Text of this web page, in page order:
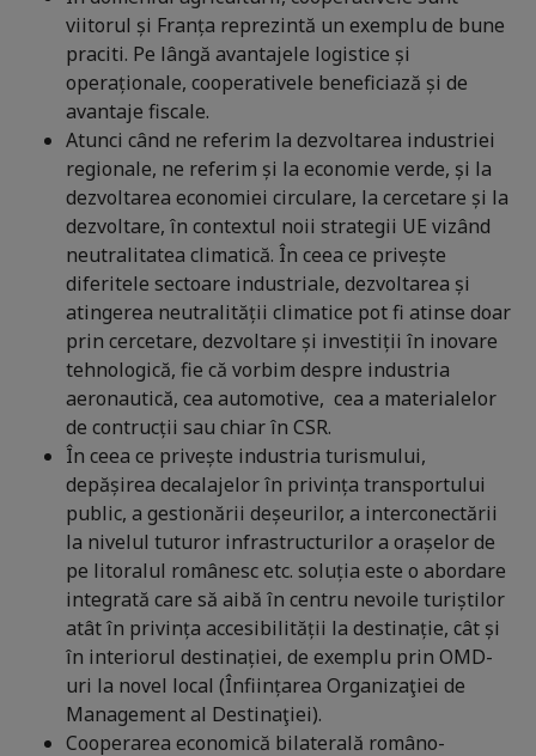
viitorul și Franța reprezintă un exemplu de bune
praciti. Pe lângă avantajele logistice și
operaționale, cooperativele beneficiază și de
avantaje fiscale.
Atunci când ne referim la dezvoltarea industriei
regionale, ne referim și la economie verde, și la
dezvoltarea economiei circulare, la cercetare și la
dezvoltare, în contextul noii strategii UE vizând
neutralitatea climatică. În ceea ce privește
diferitele sectoare industriale, dezvoltarea și
atingerea neutralității climatice pot fi atinse doar
prin cercetare, dezvoltare și investiții în inovare
tehnologică, fie că vorbim despre industria
aeronautică, cea automotive, cea a materialelor
de contrucții sau chiar în CSR.
În ceea ce privește industria turismului,
depășirea decalajelor în privința transportului
public, a gestionării deșeurilor, a interconectării
la nivelul tuturor infrastructurilor a orașelor de
pe litoralul românesc etc. soluția este o abordare
integrată care să aibă în centru nevoile turiștilor
atât în privința accesibilității la destinație, cât și
în interiorul destinației, de exemplu prin OMD-
uri la novel local (Înființarea Organizaţiei de
Management al Destinaţiei).
Cooperarea economică bilaterală româno-